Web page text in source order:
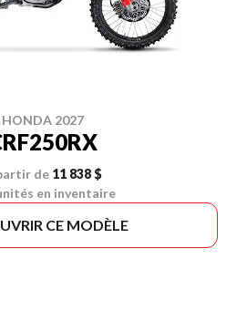
HONDA 2027
de 11 838 $
en inventaire
CE MODÈLE